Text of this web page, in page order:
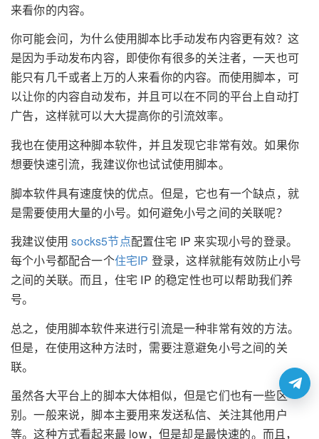
来看你的内容。
你可能会问，为什么使用脚本比手动发布内容更有效？这
是因为手动发布内容，即使你有很多的关注者，一天也可
能只有几千或者上万的人来看你的内容。而使用脚本，可
以让你的内容自动发布，并且可以在不同的平台上自动打
广告，这样就可以大大提高你的引流效率。
我也在使用这种脚本软件，并且发现它非常有效。如果你
想要快速引流，我建议你也试试使用脚本。
脚本软件具有速度快的优点。但是，它也有一个缺点，就
是需要使用大量的小号。如何避免小号之间的关联呢？
我建议使用socks5节点配置住宅 IP 来实现小号的登录。
每个小号都配合一个住宅IP 登录，这样就能有效防止小号
之间的关联。而且，住宅 IP 的稳定性也可以帮助我们养
号。
总之，使用脚本软件来进行引流是一种非常有效的方法。
但是，在使用这种方法时，需要注意避免小号之间的关
联。
虽然各大平台上的脚本大体相似，但是它们也有一些区
别。一般来说，脚本主要用来发送私信、关注其他用户
等。这种方式看起来最 low，但是却是最快速的。而且，